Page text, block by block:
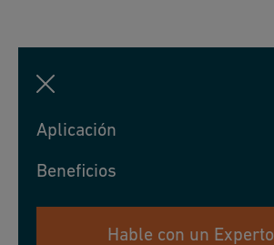
Aplicación
Beneficios
Hable con un Experto